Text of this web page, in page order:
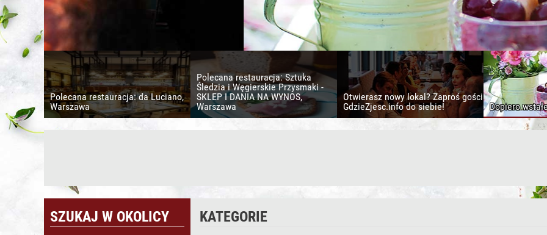
Polecana restauracja: da Luciano,
Warszawa
Polecana restauracja: Sztuka
Śledzia i Węgierskie Przysmaki -
SKLEP I DANIA NA WYNOS,
Warszawa
Otwierasz nowy lokal? Zaproś gości
GdzieZjesc.info do siebie!
Dopiero
SZUKAJ W OKOLICY KATEGORIE